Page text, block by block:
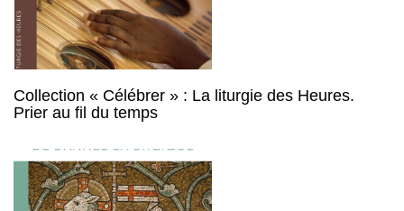
Collection « Célébrer » : La liturgie des Heures.
Prier au fil du temps